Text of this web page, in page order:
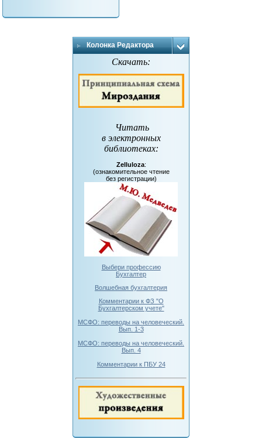
Колонка Редактора
Скачать:
Читать
в электронных
библиотеках:
Zelluloza:
(ознакомительное чтение
без регистрации)
Выбери профессию
Бухгалтер
Волшебная бухгалтерия
Комментарии к ФЗ "О
Бухгалтерском учете"
МСФО: переводы на человеческий.
Вып. 1-3
МСФО: переводы на человеческий.
Вып. 4
Комментарии к ПБУ 24